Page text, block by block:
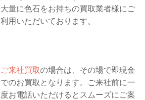
大量に色石をお持ちの買取業者様にご
利用いただいております。
ご来社買取の場合は、その場で即現金
でのお買取となります。ご来社前に一
度お電話いただけるとスムーズにご案